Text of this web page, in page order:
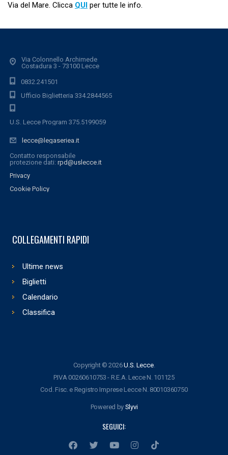
Via del Mare. Clicca QUI per tutte le info.
Via Colonnello Archimede
Costadura 3 - 73100 Lecce
0832.241501
Ufficio Biglietteria 334.2844565
U.S. Lecce Program 375.5199059
lecce@legaseriea.it
Contatto responsabile
protezione dati: rpd@uslecce.it
Privacy
Cookie Policy
COLLEGAMENTI RAPIDI
Ultime news
Biglietti
Calendario
Classifica
Copyright © 2026U.S. Lecce.
P.IVA 00260610753 - R.E.A. Lecce N. 101125
Cod. Fisc. e Registro Imprese Lecce N. 80010360750
Powered by Slyvi
SEGUICI: